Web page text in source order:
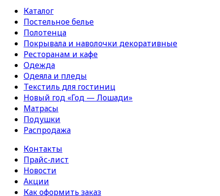
Каталог
Постельное белье
Полотенца
Покрывала и наволочки декоративные
Ресторанам и кафе
Одежда
Одеяла и пледы
Текстиль для гостиниц
Новый год «Год — Лошади»
Матрасы
Подушки
Распродажа
Контакты
Прайс-лист
Новости
Акции
Как оформить заказ